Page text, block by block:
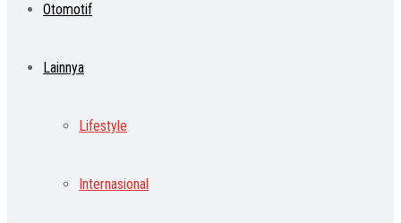
Otomotif
Lainnya
Lifestyle
Internasional